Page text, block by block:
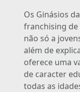
Os Ginásios
franchising de
não só a
além de
oferece uma
de caracter
todas as